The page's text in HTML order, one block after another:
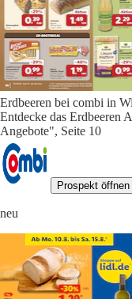
Erdbeeren bei combi in
Entdecke das Erdbeeren
Angebote", Seite 10
Prospekt öffnen
neu